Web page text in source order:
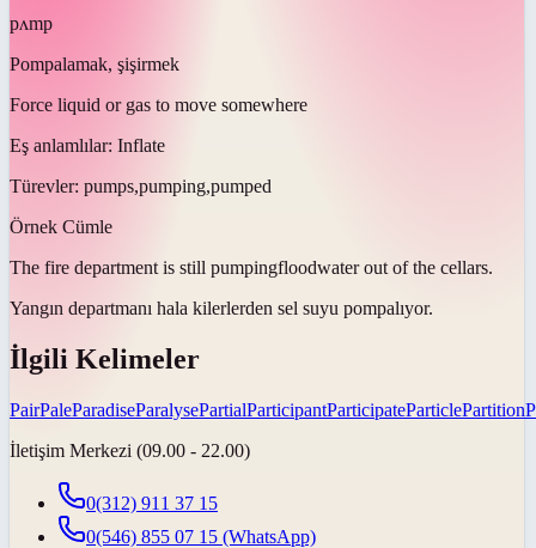
pʌmp
Pompalamak, şişirmek
Force liquid or gas to move somewhere
Eş anlamlılar: Inflate
Türevler: pumps,pumping,pumped
Örnek Cümle
The fire department is still pumpingfloodwater out of the cellars.
Yangın departmanı hala kilerlerden sel suyu pompalıyor.
İlgili Kelimeler
PairPaleParadiseParalysePartialParticipantParticipateParticlePartition
İletişim Merkezi (09.00 - 22.00)
0(312) 911 37 15
0(546) 855 07 15 (WhatsApp)